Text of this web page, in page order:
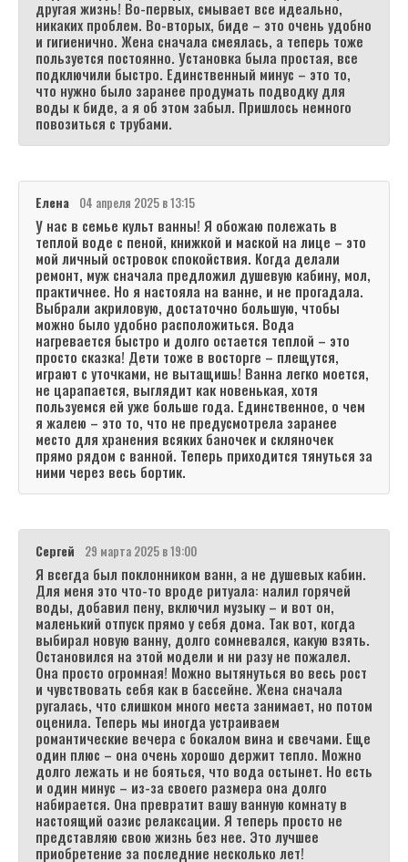
другая жизнь! Во-первых, смывает все идеально,
никаких проблем. Во-вторых, биде – это очень удобно
и гигиенично. Жена сначала смеялась, а теперь тоже
пользуется постоянно. Установка была простая, все
подключили быстро. Единственный минус – это то,
что нужно было заранее продумать подводку для
воды к биде, а я об этом забыл. Пришлось немного
повозиться с трубами.
Елена 04 апреля 2025 в 13:15
У нас в семье культ ванны! Я обожаю полежать в
теплой воде с пеной, книжкой и маской на лице – это
мой личный островок спокойствия. Когда делали
ремонт, муж сначала предложил душевую кабину, мол,
практичнее. Но я настояла на ванне, и не прогадала.
Выбрали акриловую, достаточно большую, чтобы
можно было удобно расположиться. Вода
нагревается быстро и долго остается теплой – это
просто сказка! Дети тоже в восторге – плещутся,
играют с уточками, не вытащишь! Ванна легко моется,
не царапается, выглядит как новенькая, хотя
пользуемся ей уже больше года. Единственное, о чем
я жалею – это то, что не предусмотрела заранее
место для хранения всяких баночек и скляночек
прямо рядом с ванной. Теперь приходится тянуться за
ними через весь бортик.
Сергей 29 марта 2025 в 19:00
Я всегда был поклонником ванн, а не душевых кабин.
Для меня это что-то вроде ритуала: налил горячей
воды, добавил пену, включил музыку – и вот он,
маленький отпуск прямо у себя дома. Так вот, когда
выбирал новую ванну, долго сомневался, какую взять.
Остановился на этой модели и ни разу не пожалел.
Она просто огромная! Можно вытянуться во весь рост
и чувствовать себя как в бассейне. Жена сначала
ругалась, что слишком много места занимает, но потом
оценила. Теперь мы иногда устраиваем
романтические вечера с бокалом вина и свечами. Еще
один плюс – она очень хорошо держит тепло. Можно
долго лежать и не бояться, что вода остынет. Но есть
и один минус – из-за своего размера она долго
набирается. Она превратит вашу ванную комнату в
настоящий оазис релаксации. Я теперь просто не
представляю свою жизнь без нее. Это лучшее
приобретение за последние несколько лет!